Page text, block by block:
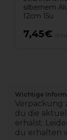
silbernem
12cm 15u
7,45€
Wichtige
Verpackung
du die
erhälst.
du erhalten